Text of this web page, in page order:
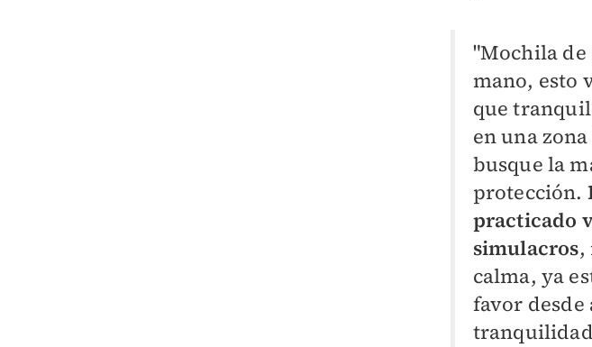
"Mochila de
mano, esto
que
en una
busque la
protección.
practicado
simulacros,
calma, ya
favor